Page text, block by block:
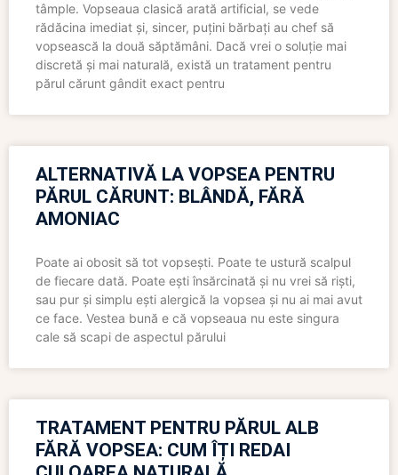
tâmple. Vopseaua clasică arată artificial, se vede
rădăcina imediat și, sincer, puțini bărbați au chef să
vopsească la două săptămâni. Dacă vrei o soluție mai
discretă și mai naturală, există un tratament pentru
părul cărunt gândit exact pentru
ALTERNATIVĂ LA VOPSEA PENTRU
PĂRUL CĂRUNT: BLÂNDĂ, FĂRĂ
AMONIAC
Poate ai obosit să tot vopsești. Poate te ustură scalpul
de fiecare dată. Poate ești însărcinată și nu vrei să riști,
sau pur și simplu ești alergică la vopsea și nu ai mai avut
ce face. Vestea bună e că vopseaua nu este singura
cale să scapi de aspectul părului
TRATAMENT PENTRU PĂRUL ALB
FĂRĂ VOPSEA: CUM ÎȚI REDAI